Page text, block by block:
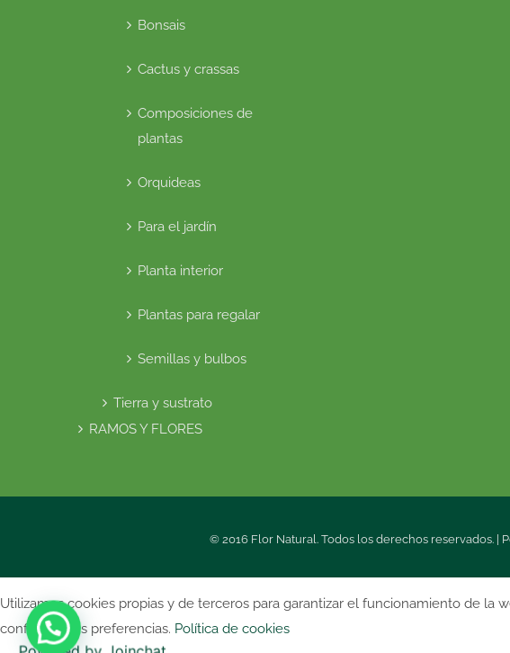
Bonsais
Cactus y crassas
Composiciones de
plantas
Orquideas
Para el jardín
Planta interior
Plantas para regalar
Semillas y bulbos
Tierra y sustrato
RAMOS Y FLORES
© 2016 Flor Natural. Todos los derechos reservados. |
Utilizamos cookies propias y de terceros para garantizar el funcionamiento de la
configurar sus preferencias. Política de cookies